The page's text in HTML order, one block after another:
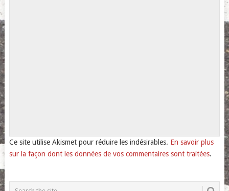
Ce site utilise Akismet pour réduire les indésirables. En savoir plus
sur la façon dont les données de vos commentaires sont traitées.